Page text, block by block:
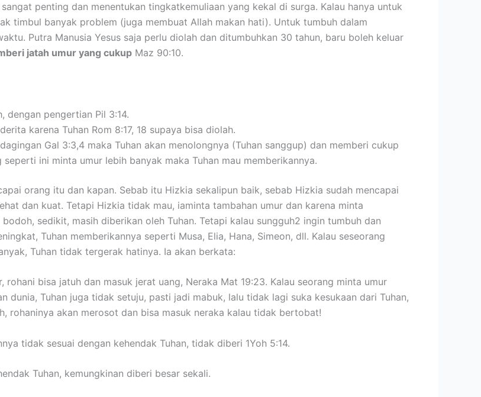
penting dan menentukan tingkatkemuliaan yang kekal di surga. Kalau hanya untuk
timbul banyak problem (juga membuat Allah makan hati). Untuk tumbuh dalam
Putra Manusia Yesus saja perlu diolah dan ditumbuhkan 30 tahun, baru boleh keluar
jatah umur yang cukup Maz 90:10.
dengan pengertian Pil 3:14.
karena Tuhan Rom 8:17, 18 supaya bisa diolah.
Gal 3:3,4 maka Tuhan akan menolongnya (Tuhan sanggup) dan memberi cukup
ini minta umur lebih banyak maka Tuhan mau memberikannya.
orang itu dan kapan. Sebab itu Hizkia sekalipun baik, sebab Hizkia sudah mencapai
dan kuat. Tetapi Hizkia tidak mau, iaminta tambahan umur dan karena minta
sedikit, masih diberikan oleh Tuhan. Tetapi kalau sungguh2 ingin tumbuh dan
Tuhan memberikannya seperti Musa, Elia, Hana, Simeon, dll. Kalau seseorang
Tuhan tidak tergerak hatinya. Ia akan berkata:
bisa jatuh dan masuk jerat uang, Neraka Mat 19:23. Kalau seorang minta umur
dunia, Tuhan juga tidak setuju, pasti jadi mabuk, lalu tidak lagi suka kesukaan dari Tuhan,
rohaninya akan merosot dan bisa masuk neraka kalau tidak bertobat!
tidak sesuai dengan kehendak Tuhan, tidak diberi 1Yoh 5:14.
Tuhan, kemungkinan diberi besar sekali.